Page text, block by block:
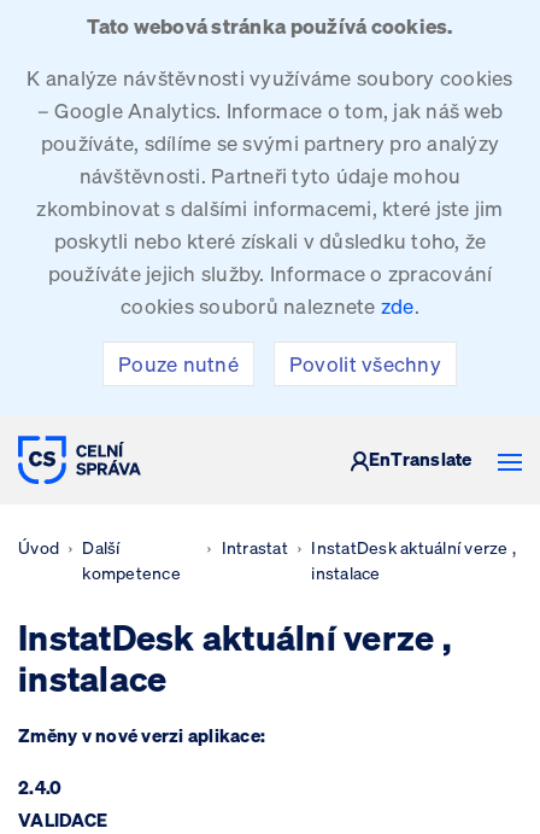
Tato webová stránka používá cookies.
K analýze návštěvnosti využíváme soubory cookies
– Google Analytics. Informace o tom, jak náš web
používáte, sdílíme se svými partnery pro analýzy
návštěvnosti. Partneři tyto údaje mohou
zkombinovat s dalšími informacemi, které jste jim
poskytli nebo které získali v důsledku toho, že
používáte jejich služby. Informace o zpracování
cookies souborů naleznete zde.
Pouze nutné Povolit všechny
CELNÍ SPRÁVA ČESKÉ REPUBLIKY
EnTranslate
Úvod
Další
kompetence
Intrastat
InstatDesk aktuální verze ,
instalace
InstatDesk aktuální verze ,
instalace
Změny v nové verzi aplikace:
2.4.0
VALIDACE